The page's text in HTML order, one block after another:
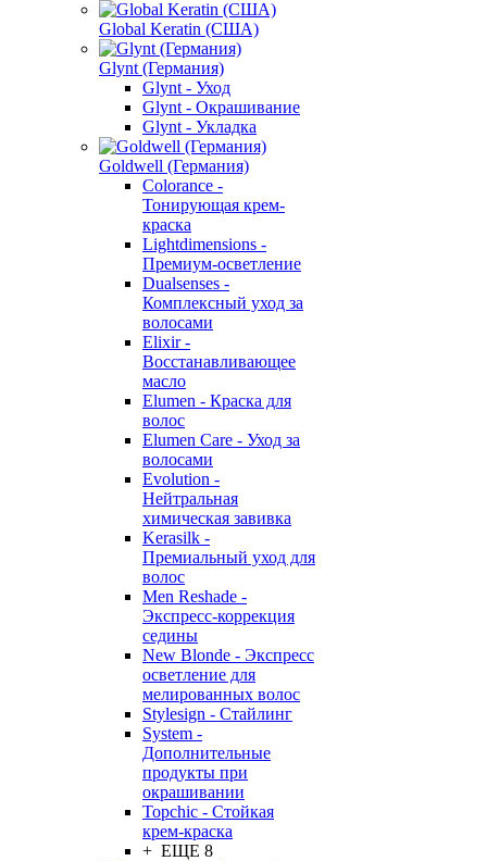
Global Keratin (США)
Glynt (Германия)
Glynt - Уход
Glynt - Окрашивание
Glynt - Укладка
Goldwell (Германия)
Colorance -
Тонирующая крем-
краска
Lightdimensions -
Премиум-осветление
Dualsenses -
Комплексный уход за
волосами
Elixir -
Восстанавливающее
масло
Elumen - Краска для
волос
Elumen Care - Уход за
волосами
Evolution -
Нейтральная
химическая завивка
Kerasilk -
Премиальный уход для
волос
Men Reshade -
Экспресс-коррекция
седины
New Blonde - Экспресс
осветление для
мелированных волос
Stylesign - Стайлинг
System -
Дополнительные
продукты при
окрашивании
Topchic - Стойкая
крем-краска
+ ЕЩЕ 8